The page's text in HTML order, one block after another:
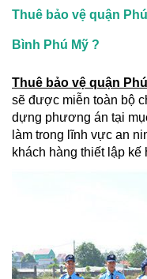
Thuê bảo vệ quận
Bình Phú Mỹ ?
Thuê bảo vệ quận
sẽ được miễn toàn bộ
dựng phương án tại
làm trong lĩnh vực an
khách hàng thiết lập kế